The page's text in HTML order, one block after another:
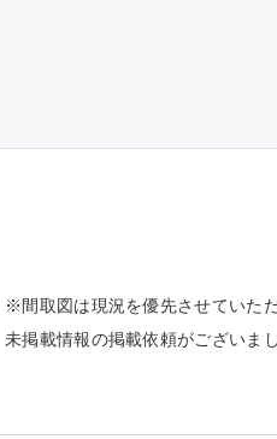
間取図は現況を優先させてい
掲載情報の掲載依頼がございま